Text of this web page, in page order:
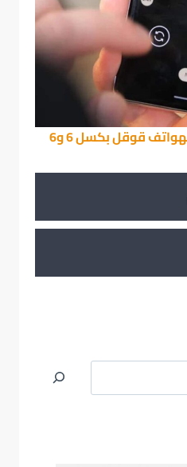
تحديثات لتصوير الليلي لهواتف قوقل بكسل 6 و6